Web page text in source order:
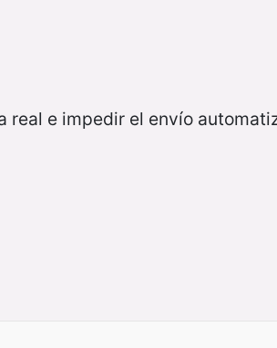
real e impedir el envío